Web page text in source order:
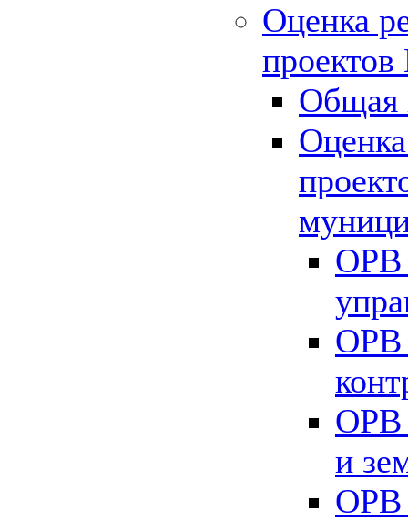
Оценка
Общая
ОРВ
ОРВ
ОРВ
и
ОРВ